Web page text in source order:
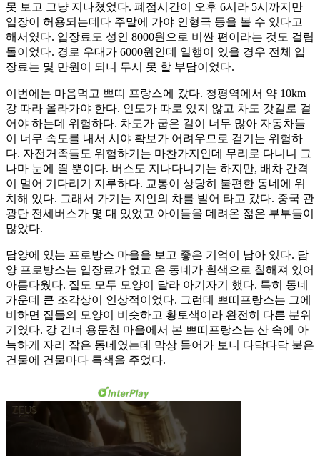
못 보고 그냥 지나쳤었다. 폐점시간이 오후 6시라 5시까지만
입장이 허용되는데다 주말에 가야 인형극 등을 볼 수 있다고
해서였다. 입장료도 성인 8000원으로 비싼 편이라는 것도 걸림
돌이었다. 경로 우대가 6000원인데 일행이 있을 경우 전체 입
장료는 몇 만원이 되니 무시 못 할 부담이었다.
이번에는 마음먹고 쁘띠 프랑스에 갔다. 청평역에서 약 10km
강 따라 올라가야 한다. 인도가 따로 있지 않고 차도 갓길로 걸
어야 하는데 위험하다. 차도가 굽은 길이 너무 많아 자동차들
이 너무 속도를 내서 시야 확보가 어려우므로 걷기는 위험하
다. 자전거족들도 위험하기는 마찬가지인데 무리로 다니니 그
나마 눈에 띌 뿐이다. 버스도 지나다니기는 하지만, 배차 간격
이 멀어 기다리기 지루하다. 교통이 상당히 불편한 동네에 위
치해 있다. 그래서 가기는 지인의 차를 빌어 타고 갔다. 중국 관
광단 전세버스가 몇 대 있었고 아이들을 데려온 젊은 부부들이
많았다.
담양에 있는 프로방스 마을을 보고 좋은 기억이 남아 있다. 담
양 프로방스는 입장료가 없고 온 동네가 흰색으로 칠해져 있어
아름다웠다. 집도 모두 모양이 달라 아기자기 했다. 특히 동네
가운데 큰 조각상이 인상적이었다. 그런데 쁘띠프랑스는 그에
비하면 집들의 모양이 비슷하고 황토색이라 완전히 다른 분위
기였다. 강 건너 용문천 마을에서 본 쁘띠프랑스는 산 속에 아
늑하게 자리 잡은 동네였는데 막상 들어가 보니 다닥다닥 붙은
건물에 건물마다 특색을 주었다.